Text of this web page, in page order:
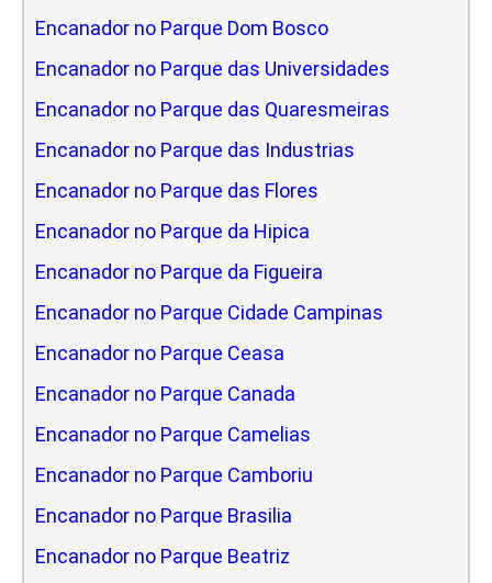
Encanador no Parque Dom Bosco
Encanador no Parque das Universidades
Encanador no Parque das Quaresmeiras
Encanador no Parque das Industrias
Encanador no Parque das Flores
Encanador no Parque da Hipica
Encanador no Parque da Figueira
Encanador no Parque Cidade Campinas
Encanador no Parque Ceasa
Encanador no Parque Canada
Encanador no Parque Camelias
Encanador no Parque Camboriu
Encanador no Parque Brasilia
Encanador no Parque Beatriz